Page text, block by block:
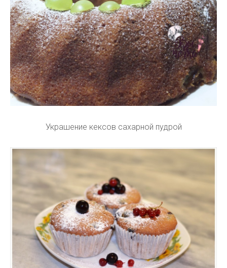
Украшение кексов сахарной пудрой